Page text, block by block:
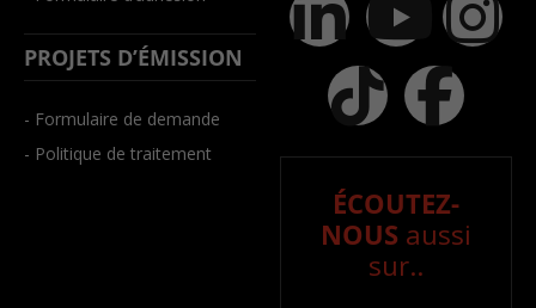
PROJETS D’ÉMISSION
- Formulaire de demande
- Politique de traitement
ÉCOUTEZ-
NOUS aussi
sur..